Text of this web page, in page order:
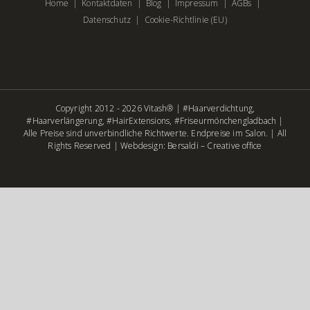
Home Kontaktdaten Blog Impressum
AGBs
Datenschutz
Cookie-Richtlinie (EU)
Copyright 2012 - 2026 Vitash® | #Haarverdichtung,
#Haarverlängerung, #HairExtensions, #Friseurmönchengladbach |
Alle Preise sind unverbindliche Richtwerte. Endpreise im Salon. | All
Rights Reserved |Webdesign: Bersaldi – Creative office